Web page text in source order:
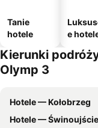
Tanie
hotele
e
Kierunki
Olymp 3
Hotele — Kołobrzeg
Hotele — Świnoujście